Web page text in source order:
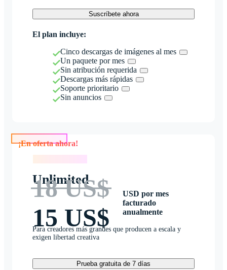
Suscríbete ahora
El plan incluye:
Cinco descargas de imágenes al mes
Un paquete por mes
Sin atribución requerida
Descargas más rápidas
Soporte prioritario
Sin anuncios
Unlimited
18 US$
15 US$
USD por mes
facturado
anualmente
Para creadores más grandes que producen a escala y
exigen libertad creativa
Prueba gratuita de 7 días